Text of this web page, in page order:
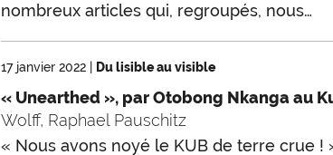
nombreux articles qui, regroupés, nous…
17 janvier 2022 Du lisible au visible
« Unearthed », par Otobong Nkanga au
Wolff, Raphael Pauschitz
« Nous avons noyé le KUB de terre crue !